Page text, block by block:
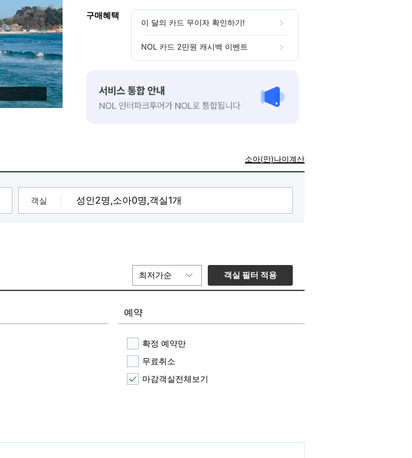
구매혜택
이 달의 카드 무이자 확인하기!
NOL 카드 2만원 캐시백 이벤트
소아(만)나이계산
객실
최저가순 객실 필터 적용
예약
확정 예약만
무료취소
마감객실전체보기